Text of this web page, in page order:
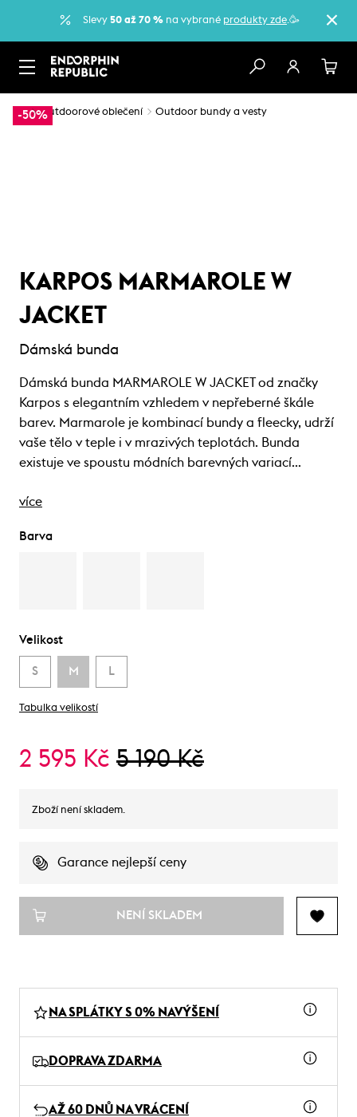
Slevy 50 až 70 % na vybrané produkty zde.🥳
-50%
… Outdoorové oblečení Outdoor bundy a vesty
KARPOS MARMAROLE W
JACKET
Dámská bunda
Dámská bunda MARMAROLE W JACKET od značky
Karpos s elegantním vzhledem v nepřeberné škále
barev. Marmarole je kombinací bundy a fleecky, udrží
vaše tělo v teple i v mrazivých teplotách. Bunda
existuje ve spoustu módních barevných variací…
více
Barva
Velikost
S M L
Tabulka velikostí
2 595 Kč 5 190 Kč
Zboží není skladem.
Garance nejlepší ceny
NENÍ SKLADEM
NA SPLÁTKY S 0% NAVÝŠENÍ
DOPRAVA ZDARMA
AŽ 60 DNŮ NA VRÁCENÍ